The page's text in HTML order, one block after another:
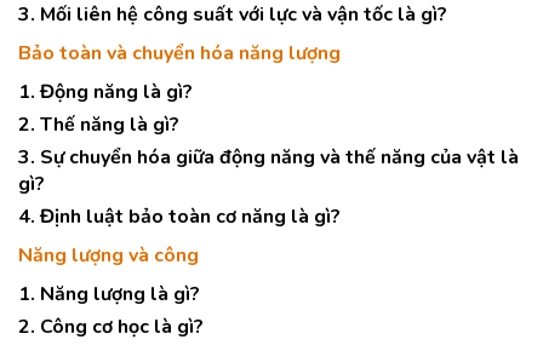
3. Mối liên hệ công suất với lực và vận tốc là gì?
Bảo toàn và chuyển hóa năng lượng
1. Động năng là gì?
2. Thế năng là gì?
3. Sự chuyển hóa giữa động năng và thế năng của vật là
gì?
4. Định luật bảo toàn cơ năng là gì?
Năng lượng và công
1. Năng lượng là gì?
2. Công cơ học là gì?